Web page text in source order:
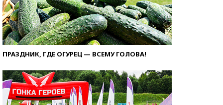
ПРАЗДНИК, ГДЕ ОГУРЕЦ — ВСЕМУ ГОЛОВА!